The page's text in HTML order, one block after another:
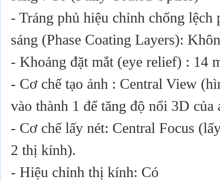
- Tráng phủ hiệu chỉnh chống lệch
sáng (Phase Coating Layers):
- Khoảng đặt mắt (eye relief) : 14
- Cơ chế tạo ảnh : Central View
vào thành 1 để tăng độ nổi 3D của
- Cơ chế lấy nét: Central Focus
2 thị kính).
- Hiệu chỉnh thị kính: Có